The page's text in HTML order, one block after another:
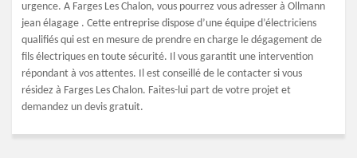
urgence. A Farges Les Chalon, vous pourrez vous adresser à Ollmann
jean élagage . Cette entreprise dispose d’une équipe d’électriciens
qualifiés qui est en mesure de prendre en charge le dégagement de
fils électriques en toute sécurité. Il vous garantit une intervention
répondant à vos attentes. Il est conseillé de le contacter si vous
résidez à Farges Les Chalon. Faites-lui part de votre projet et
demandez un devis gratuit.